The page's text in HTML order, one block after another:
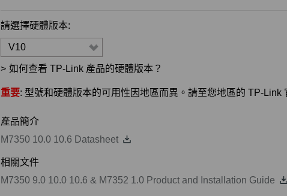
請選擇硬體版本:
V10
> 如何查看 TP-Link 產品的硬體版本？
重要: 型號和硬體版本的可用性因地區而異。請至您地區的 TP-Link
產品簡介
M7350 10.0 10.6 Datasheet
相關文件
M7350 9.0 10.0 10.6 & M7352 1.0 Product and Installation Guide